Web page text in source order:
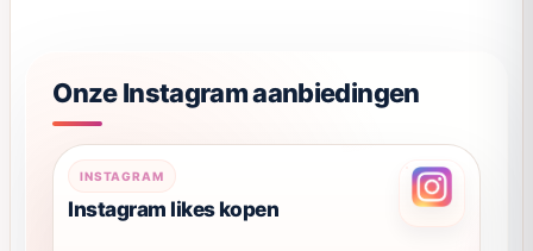
Onze Instagram aanbiedingen
INSTAGRAM
Instagram likes kopen
Dit
product